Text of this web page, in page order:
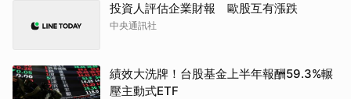
投資人評估企業財報 歐股互有漲跌
中央通訊社
績效大洗牌！台股基金上半年報酬59.3%輾
壓主動式ETF